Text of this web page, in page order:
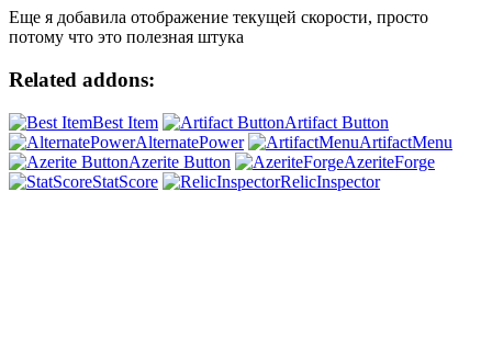
Еще я добавила отображение текущей скорости, просто
потому что это полезная штука
Related addons:
Best Item
Artifact Button
AlternatePower
ArtifactMenu
Azerite Button
AzeriteForge
StatScore
RelicInspector